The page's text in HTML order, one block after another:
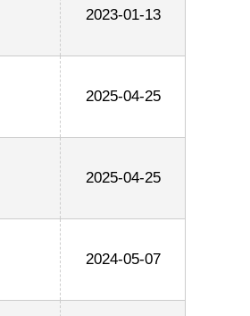
2023-01-13
2025-04-25
2025-04-25
2024-05-07